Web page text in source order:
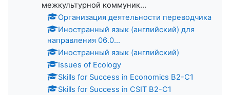
межкультурной коммуник...
Организация деятельности переводчика
Иностранный язык (английский) для
направления 06.0...
Иностранный язык (английский)
Issues of Ecology
Skills for Success in Economics B2-C1
Skills for Success in CSIT B2-C1